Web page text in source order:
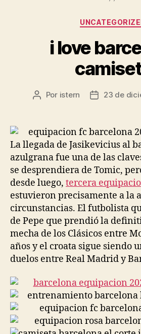
i love
Autor
entrada
Por istern
Fecha
entrada
23 de
La llegada de Jasikevicius al
azulgrana fue una de las
se desprendiera de Tomic,
desde luego, tercera
estuvieron precisamente a la
circunstancias. El futbolista
de Pepe que prendió la
mecha de los Clásicos entre
años y el croata sigue siendo
duelos entre Real Madrid y